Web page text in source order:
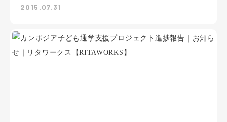
2015.07.31